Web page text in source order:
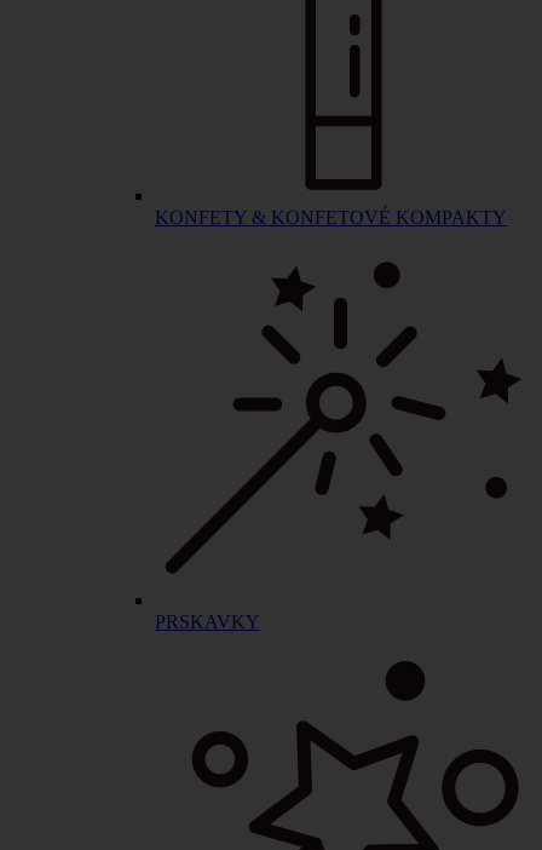
KONFETY & KONFETOVÉ KOMPAKTY
PRSKAVKY